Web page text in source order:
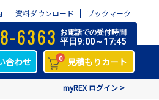
資料ダウンロード ブックマーク
6363 お電話での受付時間
平日9:00～17:45
合わせ 0 見積もりカート
myREX ログイン >